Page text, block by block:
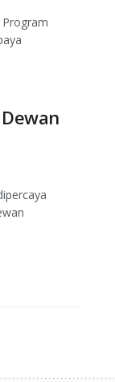
Program